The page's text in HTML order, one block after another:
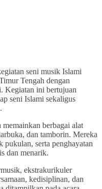
seni musik Islami
Tengah dengan
Kegiatan ini bertujuan
seni Islami sekaligus
berbagai alat
dan tamborin. Mereka
serta penghayatan
dan menarik.
ekstrakurikuler
kedisiplinan, dan